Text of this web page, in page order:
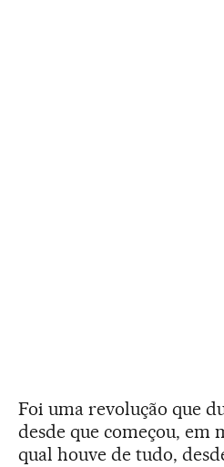
Foi uma revolução que
desde que começou, em
qual houve de tudo,